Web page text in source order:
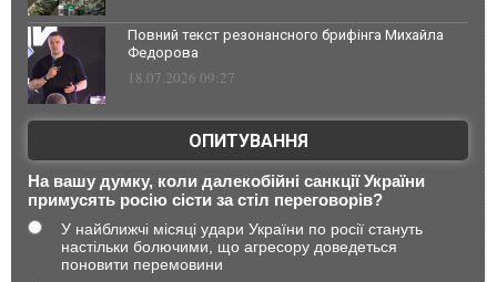
Повний текст резонансного брифінга Михайла
Федорова
18.07.2026 09:27
ОПИТУВАННЯ
На вашу думку, коли далекобійні санкції України
примусять росію сісти за стіл переговорів?
У найближчі місяці удари України по росії стануть
настільки болючими, що агресору доведеться
поновити перемовини